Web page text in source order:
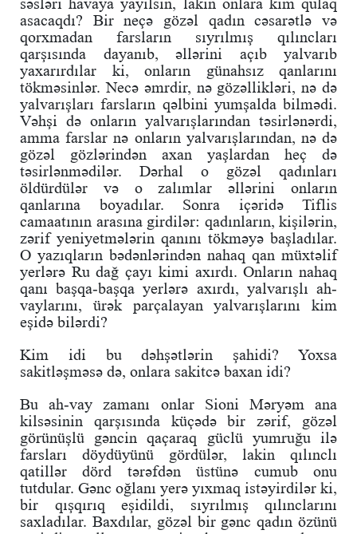
asacaqdı? Bir neçə gözəl qadın cəsarətlə və
qorxmadan farsların sıyrılmış qılıncları
qarşısında dayanıb, əllərini açıb yalvarıb
yaxarırdılar ki, onların günahsız qanlarını
tökməsinlər. Necə əmrdir, nə gözəllikləri, nə də
yalvarışları farsların qəlbini yumşalda bilmədi.
Vəhşi də onların yalvarışlarından təsirlənərdi,
amma farslar nə onların yalvarışlarından, nə də
gözəl gözlərindən axan yaşlardan heç də
təsirlənmədilər. Dərhal o gözəl qadınları
öldürdülər və o zalımlar əllərini onların
qanlarına boyadılar. Sonra içəridə Tiflis
camaatının arasına girdilər: qadınların, kişilərin,
zərif yeniyetmələrin qanını tökməyə başladılar.
O yazıqların bədənlərindən nahaq qan müxtəlif
yerlərə Ru dağ çayı kimi axırdı. Onların nahaq
qanı başqa-başqa yerlərə axırdı, yalvarışlı ah-
vaylarını, ürək parçalayan yalvarışlarını kim
eşidə bilərdi?
Kim idi bu dəhşətlərin şahidi? Yoxsa
sakitləşməsə də, onlara sakitcə baxan idi?
Bu ah-vay zamanı onlar Sioni Məryəm ana
kilsəsinin qarşısında küçədə bir zərif, gözəl
görünüşlü gəncin qaçaraq güclü yumruğu ilə
farsları döydüyünü gördülər, lakin qılınclı
qatillər dörd tərəfdən üstünə cumub onu
tutdular. Gənc oğlanı yerə yıxmaq istəyirdilər ki,
bir qışqırıq eşidildi, sıyrılmış qılınclarını
saxladılar. Baxdılar, gözəl bir gənc qadın özünü